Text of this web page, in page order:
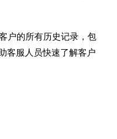
户的所有历史记录，包
客服人员快速了解客户